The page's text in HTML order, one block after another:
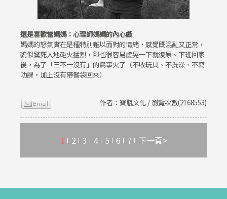
還是喜歡當媽媽：心理師媽媽的內心戲
媽媽的怒氣實在是種特別難以面對的情緒，感覺既混亂又正常，
貌似驚死人地砲火猛烈，卻也很容易虛晃一下就復原。下班回家
後，為了「三不一沒有」的鳥事火了（不收玩具、不洗澡、不寫
功課，加上沒有帶餐袋回來）
作者：寶瓶文化 / 瀏覽次數(2168553)
1 2 3 4 5 6 7 下一頁>